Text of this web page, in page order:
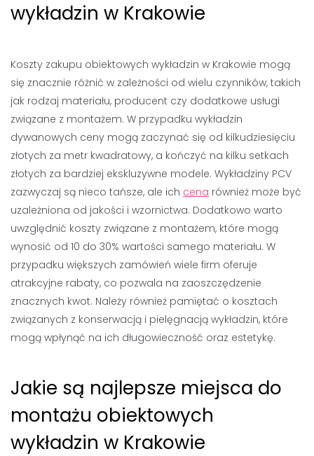
wykładzin w Krakowie
Koszty zakupu obiektowych wykładzin w Krakowie mogą
się znacznie różnić w zależności od wielu czynników, takich
jak rodzaj materiału, producent czy dodatkowe usługi
związane z montażem. W przypadku wykładzin
dywanowych ceny mogą zaczynać się od kilkudziesięciu
złotych za metr kwadratowy, a kończyć na kilku setkach
złotych za bardziej ekskluzywne modele. Wykładziny PCV
zazwyczaj są nieco tańsze, ale ich cena również może być
uzależniona od jakości i wzornictwa. Dodatkowo warto
uwzględnić koszty związane z montażem, które mogą
wynosić od 10 do 30% wartości samego materiału. W
przypadku większych zamówień wiele firm oferuje
atrakcyjne rabaty, co pozwala na zaoszczędzenie
znacznych kwot. Należy również pamiętać o kosztach
związanych z konserwacją i pielęgnacją wykładzin, które
mogą wpłynąć na ich długowieczność oraz estetykę.
Jakie są najlepsze miejsca do
montażu obiektowych
wykładzin w Krakowie